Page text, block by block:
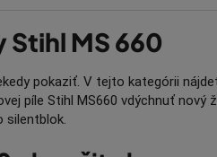
MS 660
pokaziť. V tejto kategórii
píle Stihl MS660 vdýchnuť nový
silentblok.